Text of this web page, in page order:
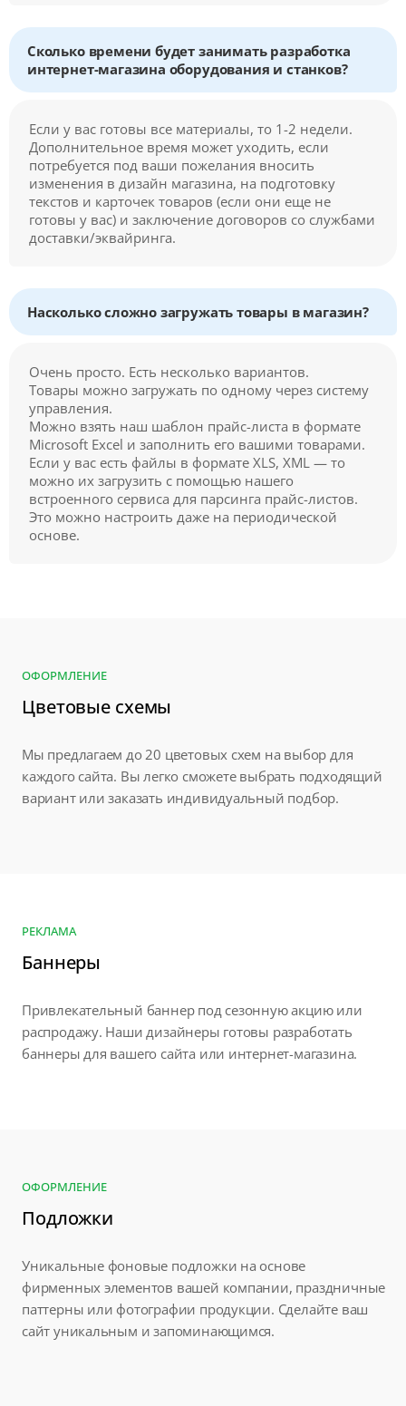
Сколько времени будет занимать разработка
интернет-магазина оборудования и станков?
Если у вас готовы все материалы, то 1-2 недели.
Дополнительное время может уходить, если
потребуется под ваши пожелания вносить
изменения в дизайн магазина, на подготовку
текстов и карточек товаров (если они еще не
готовы у вас) и заключение договоров со службами
доставки/эквайринга.
Насколько сложно загружать товары в магазин?
Очень просто. Есть несколько вариантов.
Товары можно загружать по одному через систему
управления.
Можно взять наш шаблон прайс-листа в формате
Microsoft Excel и заполнить его вашими товарами.
Если у вас есть файлы в формате XLS, XML — то
можно их загрузить с помощью нашего
встроенного сервиса для парсинга прайс-листов.
Это можно настроить даже на периодической
основе.
ОФОРМЛЕНИЕ
Цветовые схемы
Мы предлагаем до 20 цветовых схем на выбор для
каждого сайта. Вы легко сможете выбрать подходящий
вариант или заказать индивидуальный подбор.
РЕКЛАМА
Баннеры
Привлекательный баннер под сезонную акцию или
распродажу. Наши дизайнеры готовы разработать
баннеры для вашего сайта или интернет-магазина.
ОФОРМЛЕНИЕ
Подложки
Уникальные фоновые подложки на основе
фирменных элементов вашей компании, праздничные
паттерны или фотографии продукции. Сделайте ваш
сайт уникальным и запоминающимся.